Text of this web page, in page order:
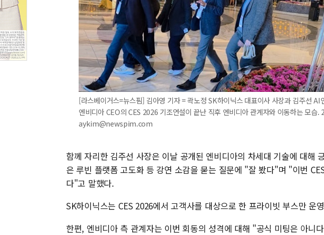
[라스베이거스=뉴스핌] 김아영 기자 = 곽노정 SK하이닉스 대표이사 사장과 김주선
엔비디아 CEO의 CES 2026 기조연설이 끝난 직후 엔비디아 관계자와 이동하는 모습.
aykim@newspim.com
함께 자리한 김주선 사장은 이날 공개된 엔비디아의 차세대 기술에 대해
은 루빈 플랫폼 고도화 등 강연 소감을 묻는 질문에 "잘 봤다"며 "이번
다"고 말했다.
SK하이닉스는 CES 2026에서 고객사를 대상으로 한 프라이빗 부스만 운
한편, 엔비디아 측 관계자는 이번 회동의 성격에 대해 "공식 미팅은 아니